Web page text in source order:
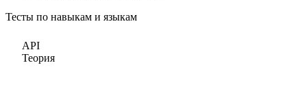
Тесты по навыкам и языкам
API
Теория